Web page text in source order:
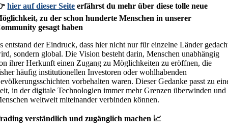
hier auf dieser Seite erfährst du mehr über diese tolle neue
zu der schon hunderte Menschen in unserer
gesagt haben
entstand der Eindruck, dass hier nicht nur für einzelne Länder
sondern global. Die Vision besteht darin, Menschen unabhängig
ihrer Herkunft einen Zugang zu Möglichkeiten zu eröffnen, die
häufig institutionellen Investoren oder wohlhabenden
vorbehalten waren. Dieser Gedanke passt zu
in der digitale Technologien immer mehr Grenzen überwinden und
weltweit miteinander verbinden können.
verständlich und zugänglich machen 📈